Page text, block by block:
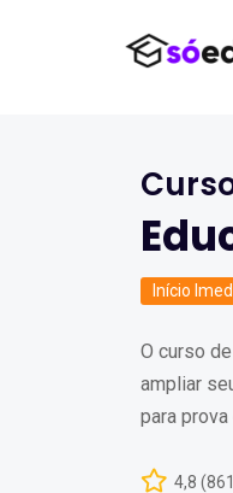
Início
O curso
ampliar
para
4,8